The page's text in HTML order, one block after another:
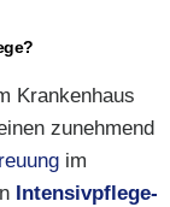
Krankenhaus
zunehmend
im
Intensivpflege-